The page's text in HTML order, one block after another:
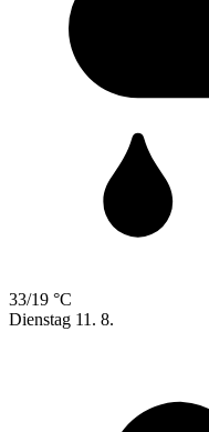
33/19 °C
Dienstag 11. 8.